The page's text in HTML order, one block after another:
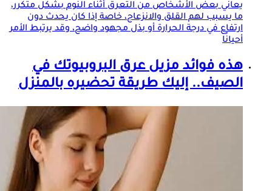
يعاني بعض الأشخاص منالتعرقأثناء النوم بشكل متكرر،
ما يسبب لهم القلق والانزعاج، خاصة إذا كان يحدث دون
ارتفاع في درجة الحرارة أو بذل مجهود واضح، وقد يرتبط الأمر
أحيانًا
هذه فوائد مزيل عرق البروبيوتك في
الصيف.. إليك طريقة تحضيره بالمنزل